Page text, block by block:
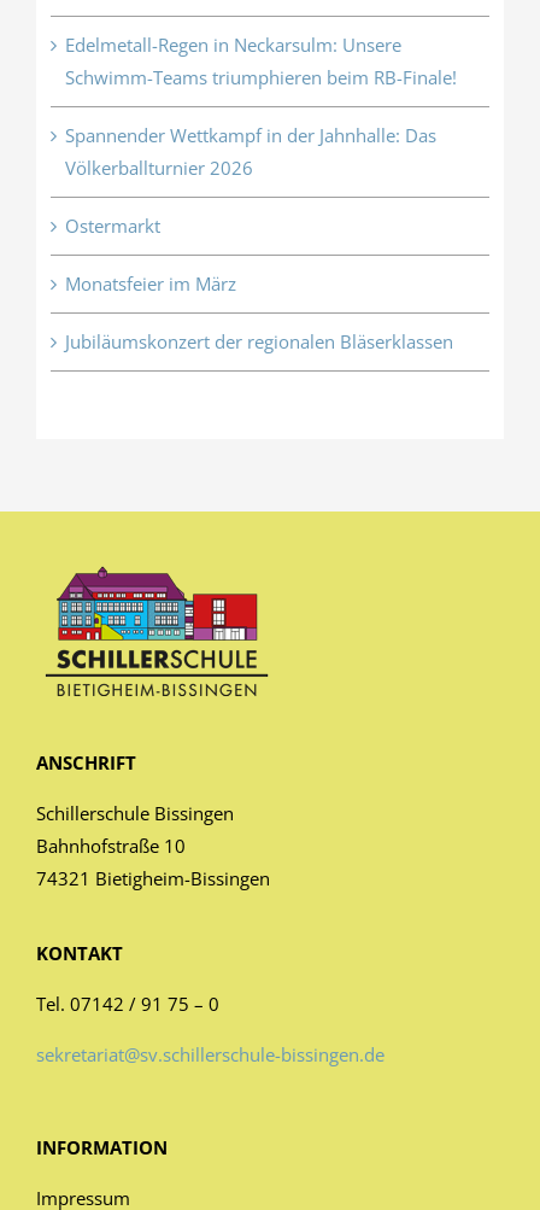
Edelmetall-Regen in Neckarsulm: Unsere
Schwimm-Teams triumphieren beim RB-Finale!
Spannender Wettkampf in der Jahnhalle: Das
Völkerballturnier 2026
Ostermarkt
Monatsfeier im März
Jubiläumskonzert der regionalen Bläserklassen
ANSCHRIFT
Schillerschule Bissingen
Bahnhofstraße 10
74321 Bietigheim-Bissingen
KONTAKT
Tel. 07142 / 91 75 – 0
sekretariat@sv.schillerschule-bissingen.de
INFORMATION
Impressum